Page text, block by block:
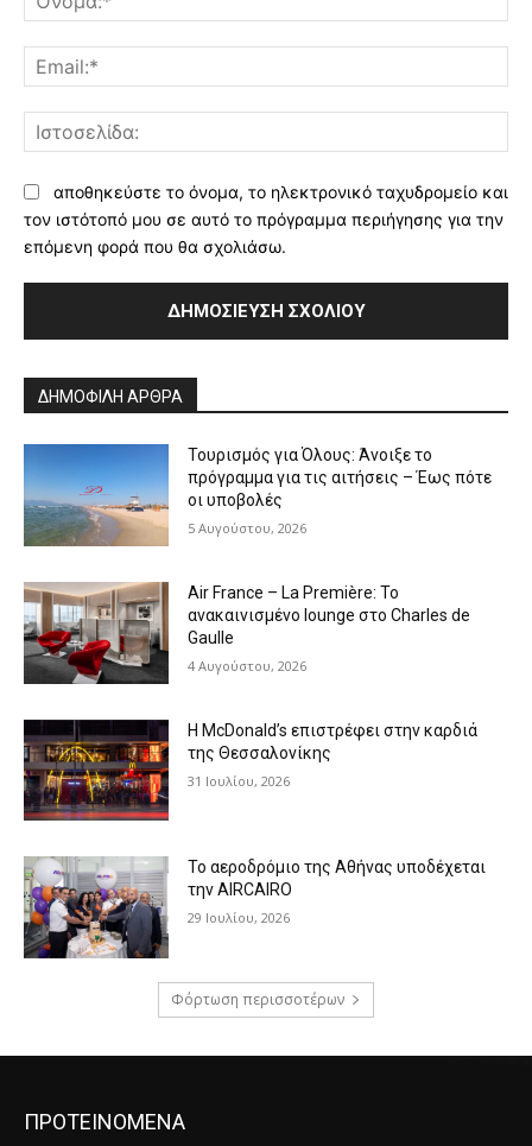
αποθηκεύστε το όνομα, το ηλεκτρονικό ταχυδρομείο και
τον ιστότοπό μου σε αυτό το πρόγραμμα περιήγησης για την
επόμενη φορά που θα σχολιάσω.
ΔΗΜΟΦΙΛΗ ΑΡΘΡΑ
Τουρισμός για Όλους: Άνοιξε το
πρόγραμμα για τις αιτήσεις – Έως πότε
οι υποβολές
5 Αυγούστου, 2026
Air France – La Première: Το
ανακαινισμένο lounge στο Charles de
Gaulle
4 Αυγούστου, 2026
Η McDonald’s επιστρέφει στην καρδιά
της Θεσσαλονίκης
31 Ιουλίου, 2026
Το αεροδρόμιο της Αθήνας υποδέχεται
την AIRCAIRO
29 Ιουλίου, 2026
Φόρτωση περισσοτέρων
ΠΡΟΤΕΙΝΟΜΕΝΑ